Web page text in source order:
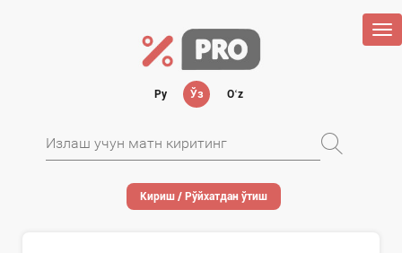
Ру Ўз Oʻz
Кириш / Рўйхатдан ўтиш